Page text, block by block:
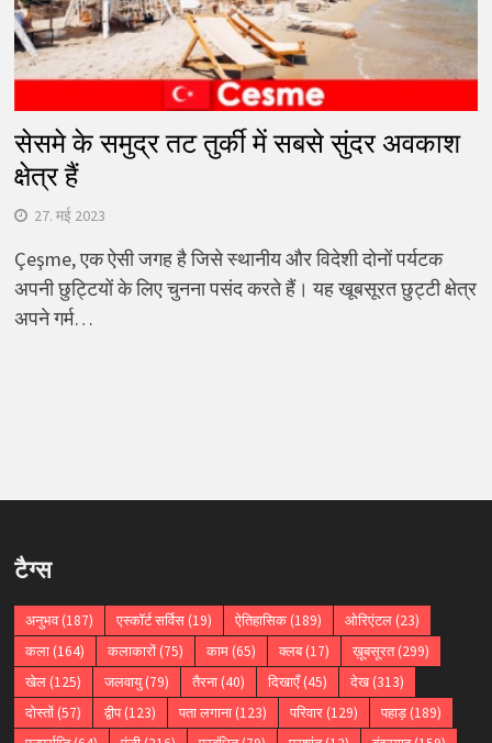
सेसमे के समुद्र तट तुर्की में सबसे सुंदर अवकाश
क्षेत्र हैं
27. मई 2023
Çeşme, एक ऐसी जगह है जिसे स्थानीय और विदेशी दोनों पर्यटक
अपनी छुट्टियों के लिए चुनना पसंद करते हैं। यह खूबसूरत छुट्टी क्षेत्र
अपने गर्म…
टैग्स
अनुभव(187) एस्कॉर्ट सर्विस(19) ऐतिहासिक(189) ओरिएंटल(23)
कला(164) कलाकारों(75) काम(65) क्लब(17) ख़ूबसूरत(299)
खेल(125) जलवायु(79) तैरना(40) दिखाएँ(45) देख(313)
दोस्तों(57) द्वीप(123) पता लगाना(123) परिवार(129) पहाड़(189)